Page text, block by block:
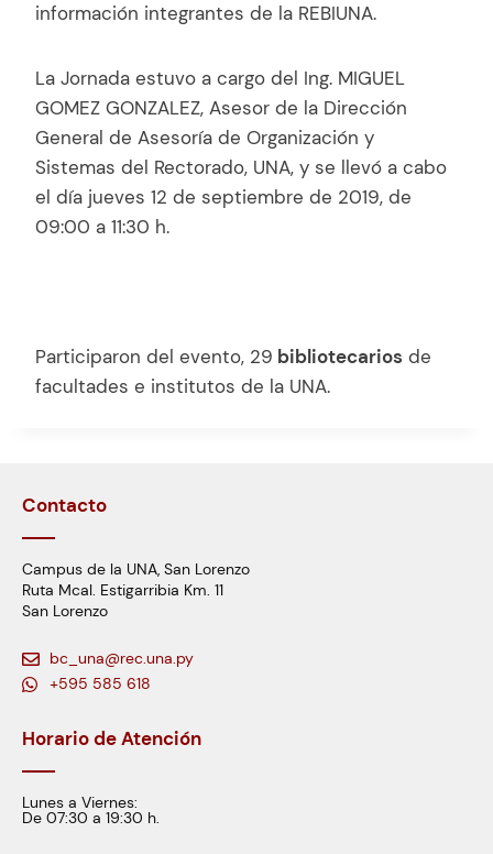
información integrantes de la REBIUNA.
La Jornada estuvo a cargo del Ing. MIGUEL
GOMEZ GONZALEZ, Asesor de la Dirección
General de Asesoría de Organización y
Sistemas del Rectorado, UNA, y se llevó a cabo
el día jueves 12 de septiembre de 2019, de
09:00 a 11:30 h.
Participaron del evento, 29 bibliotecarios de
facultades e institutos de la UNA.
Contacto
Campus de la UNA, San Lorenzo
Ruta Mcal. Estigarribia Km. 11
San Lorenzo
bc_una@rec.una.py
+595 585 618
Horario de Atención
Lunes a Viernes:
De 07:30 a 19:30 h.